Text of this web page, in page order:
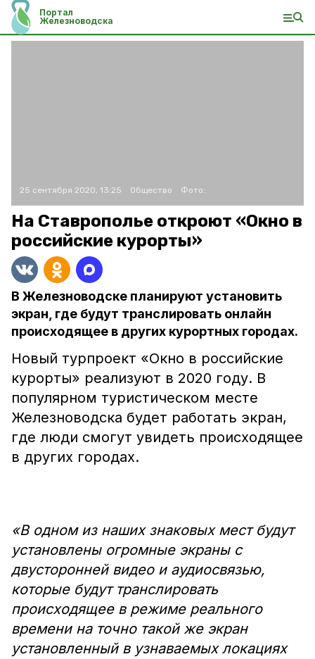
Портал
Железноводска
25 сентября 2020, 13:25 Общество Фото:
На Ставрополье откроют «Окно в
российские курорты»
В Железноводске планируют установить
экран, где будут транслировать онлайн
происходящее в других курортных городах.
Новый турпроект «Окно в российские
курорты» реализуют в 2020 году. В
популярном туристическом месте
Железноводска будет работать экран,
где люди смогут увидеть происходящее
в других городах.
«В одном из наших знаковых мест будут
установлены огромные экраны с
двусторонней видео и аудиосвязью,
которые будут транслировать
происходящее в режиме реального
времени на точно такой же экран
установленный в узнаваемых локациях